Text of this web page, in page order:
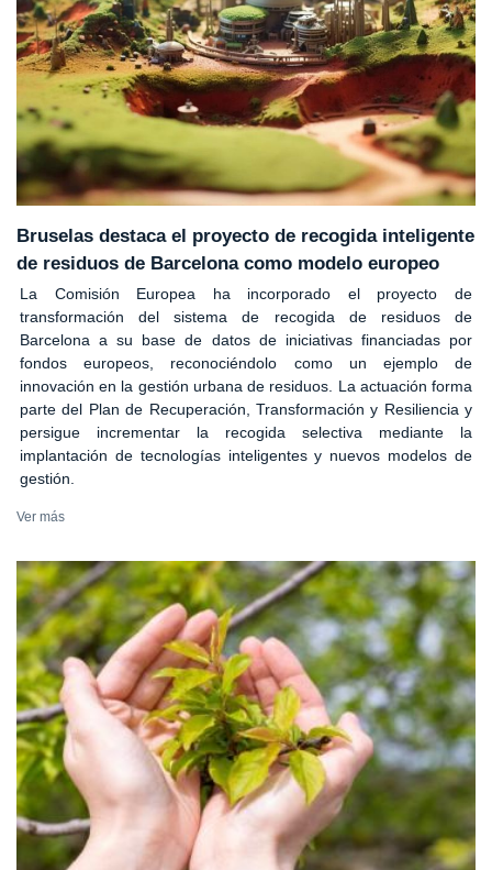
Bruselas destaca el proyecto de recogida inteligente
de residuos de Barcelona como modelo europeo
La Comisión Europea ha incorporado el proyecto de
transformación del sistema de recogida de residuos de
Barcelona a su base de datos de iniciativas financiadas por
fondos europeos, reconociéndolo como un ejemplo de
innovación en la gestión urbana de residuos. La actuación forma
parte del Plan de Recuperación, Transformación y Resiliencia y
persigue incrementar la recogida selectiva mediante la
implantación de tecnologías inteligentes y nuevos modelos de
gestión.
Ver más